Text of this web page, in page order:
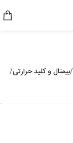
بیمتال و کلید حرارتی